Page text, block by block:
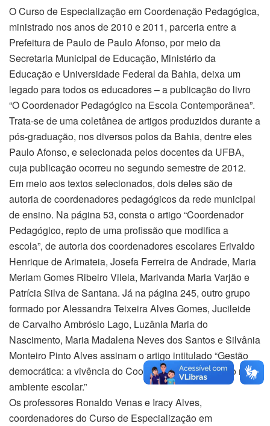
O Curso de Especialização em Coordenação Pedagógica,
ministrado nos anos de 2010 e 2011, parceria entre a
Prefeitura de Paulo de Paulo Afonso, por meio da
Secretaria Municipal de Educação, Ministério da
Educação e Universidade Federal da Bahia, deixa um
legado para todos os educadores – a publicação do livro
“O Coordenador Pedagógico na Escola Contemporânea”.
Trata-se de uma coletânea de artigos produzidos durante a
pós-graduação, nos diversos polos da Bahia, dentre eles
Paulo Afonso, e selecionada pelos docentes da UFBA,
cuja publicação ocorreu no segundo semestre de 2012.
Em meio aos textos selecionados, dois deles são de
autoria de coordenadores pedagógicos da rede municipal
de ensino. Na página 53, consta o artigo “Coordenador
Pedagógico, repto de uma profissão que modifica a
escola”, de autoria dos coordenadores escolares Erivaldo
Henrique de Arimateia, Josefa Ferreira de Andrade, Maria
Meriam Gomes Ribeiro Vilela, Marivanda Maria Varjão e
Patrícia Silva de Santana. Já na página 245, outro grupo
formado por Alessandra Teixeira Alves Gomes, Jucileide
de Carvalho Ambrósio Lago, Luzânia Maria do
Nascimento, Maria Madalena Neves dos Santos e Silvânia
Monteiro Pinto Alves assinam o artigo intitulado “Gestão
democrática: a vivência do Coordenador Pedagógico no
ambiente escolar.”
Os professores Ronaldo Venas e Iracy Alves,
coordenadores do Curso de Especialização em